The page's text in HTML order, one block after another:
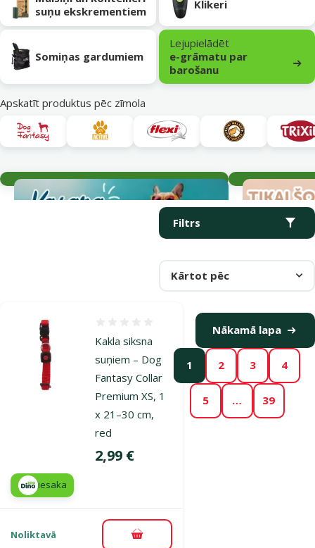
suņu ekskrementiem
Klikeri
Somiņas gardumiem
Lejupielādēt
e-grāmatu par
barošanu
Apskatīt produktus pēc zīmola
Parametriskais filtrs
Filtrs
Atlasītie filtri
Kārtot pēc
Produkti kategorijā Pastaiga ar suni
Kakla siksna
suņiem – Dog
Fantasy Collar
Premium XS, 1
x 21–30 cm,
red
Cena
2,99 €
iesaka
Noliktavā Pievienot grozam
1 2 3 4
5 … 39
Nākamā lapa